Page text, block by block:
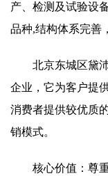
产、检测及试验设
品种,结构体系完善
北京东城区黛
企业，它为客户提
消费者提供较优质
销模式。
核心价值：尊